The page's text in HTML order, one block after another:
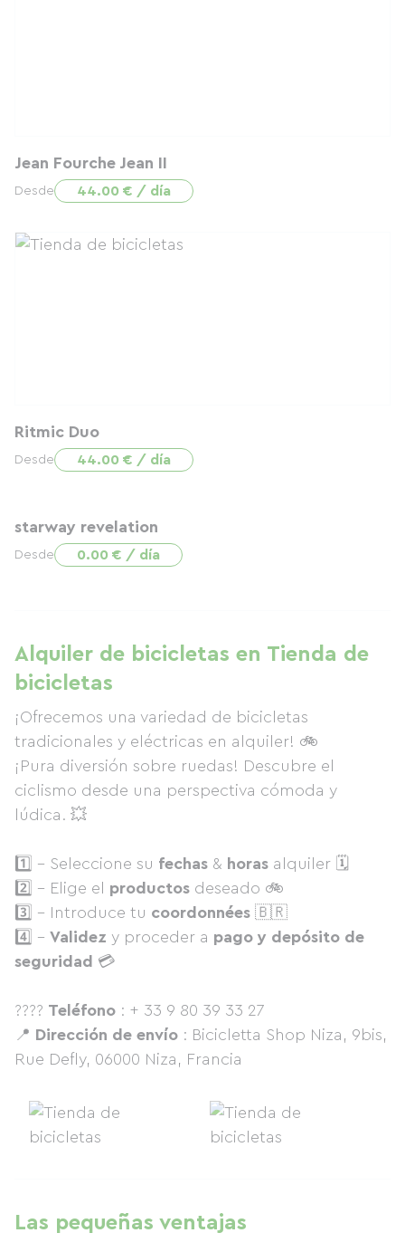
Jean Fourche Jean II
Desde 44.00 € / día
Ritmic Duo
Desde 44.00 € / día
starway revelation
Desde 0.00 € / día
Alquiler de bicicletas en Tienda de
bicicletas
¡Ofrecemos una variedad de bicicletas
tradicionales y eléctricas en alquiler! 🚲
¡Pura diversión sobre ruedas! Descubre el
ciclismo desde una perspectiva cómoda y
lúdica. 💥
1️⃣ - Seleccione su fechas & horas alquiler 🗓
2️⃣ - Elige el productos deseado 🚲
3️⃣ - Introduce tu coordonnées 🇧🇷
4️⃣ - Validez y proceder a pago y depósito de
seguridad 💳
???? Teléfono : + 33 9 80 39 33 27
📍 Dirección de envío : Bicicletta Shop Niza, 9bis,
Rue Defly, 06000 Niza, Francia
Las pequeñas ventajas